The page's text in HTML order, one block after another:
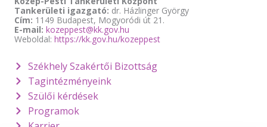
Tankerületi igazgató: dr. Házlinger György
Cím: 1149 Budapest, Mogyoródi út 21.
E-mail: kozeppest@kk.gov.hu
Weboldal: https://kk.gov.hu/kozeppest
Székhely Szakértői Bizottság
Tagintézményeink
Szülői kérdések
Programok